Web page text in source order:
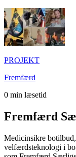
PROJEKT
Fremfærd
0 min læsetid
Fremfærd
Medicinsikre
velfærdsteknologi i